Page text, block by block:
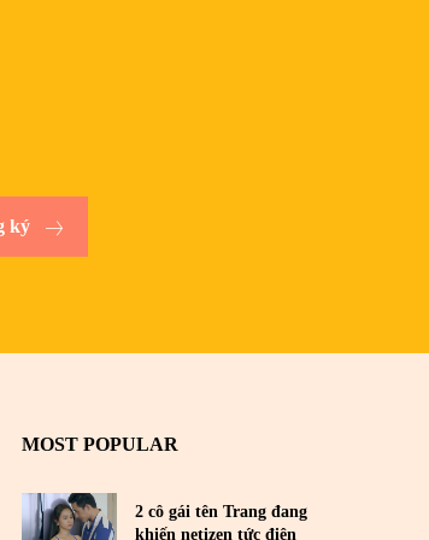
ký
MOST POPULAR
2 cô gái tên Trang đang
khiến netizen tức điên